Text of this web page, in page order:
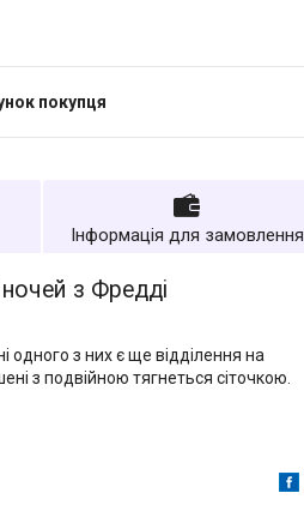
покупця
Інформація для замовлення
з Фредді
з них є ще відділення на
з подвійною тягнеться сіточкою.